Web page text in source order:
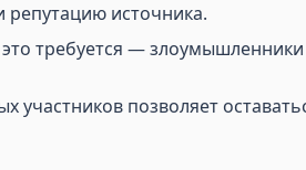
источника.
требуется —
позволяет